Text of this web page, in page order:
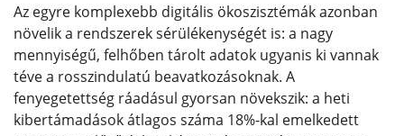
Az egyre komplexebb digitális ökoszisztémák azonban
növelik a rendszerek sérülékenységét is: a nagy
mennyiségű, felhőben tárolt adatok ugyanis ki vannak
téve a rosszindulatú beavatkozásoknak. A
fenyegetettség ráadásul gyorsan növekszik: a heti
kibertámadások átlagos száma 18%-kal emelkedett